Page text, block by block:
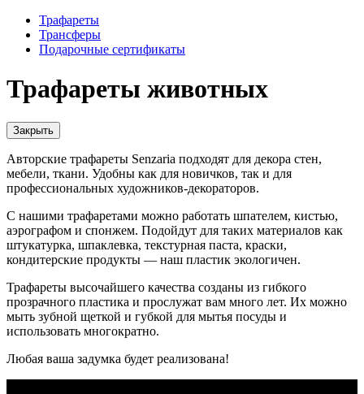
Трафареты
Трансферы
Подарочные сертификаты
Трафареты животных
Закрыть
Авторские трафареты Senzaria подходят для декора стен,
мебели, ткани. Удобны как для новичков, так и для
профессиональных художников-декораторов.
С нашими трафаретами можно работать шпателем, кистью,
аэрографом и спонжем. Подойдут для таких материалов как
штукатурка, шпаклевка, текстурная паста, краски,
кондитерские продукты — наш пластик экологичен.
Трафареты высочайшего качества созданы из гибкого
прозрачного пластика и прослужат вам много лет. Их можно
мыть зубной щеткой и губкой для мытья посуды и
использовать многократно.
Любая ваша задумка будет реализована!